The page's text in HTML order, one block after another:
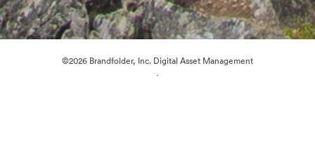
©2026 Brandfolder, Inc. Digital Asset Management
·